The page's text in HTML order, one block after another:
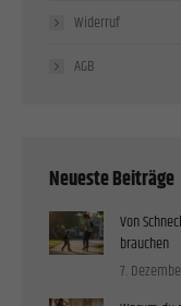
Widerruf
AGB
Neueste Beiträge
Von
brauchen
7.